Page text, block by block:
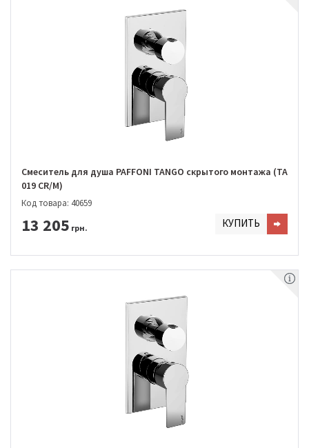
Смеситель для душа PAFFONI TANGO скрытого монтажа (TA
019 CR/M)
Код товара: 40659
13 205 грн. КУПИТЬ